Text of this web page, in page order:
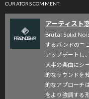
CURATORS COMMENT:
アーティスト
Brutal Solid
するバンドのニ
アップデートし
大半の楽曲にシ
的なサウンドを
的なアプローチ
をより強調する